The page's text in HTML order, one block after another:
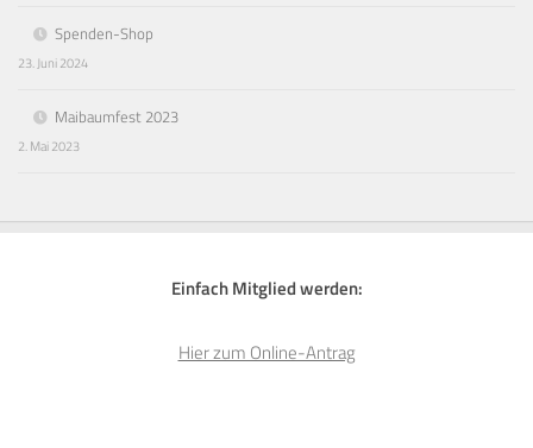
Spenden-Shop
23. Juni 2024
Maibaumfest 2023
2. Mai 2023
Einfach Mitglied werden:
Hier zum Online-Antrag